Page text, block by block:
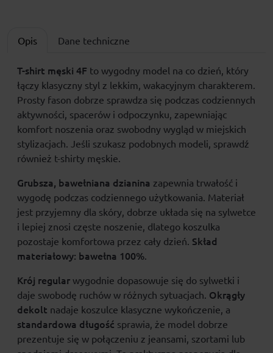
Opis Dane techniczne
T-shirt męski 4F to wygodny model na co dzień, który
łączy klasyczny styl z lekkim, wakacyjnym charakterem.
Prosty fason dobrze sprawdza się podczas codziennych
aktywności, spacerów i odpoczynku, zapewniając
komfort noszenia oraz swobodny wygląd w miejskich
stylizacjach. Jeśli szukasz podobnych modeli, sprawdź
również t-shirty męskie.
Grubsza, bawełniana dzianina zapewnia trwałość i
wygodę podczas codziennego użytkowania. Materiał
jest przyjemny dla skóry, dobrze układa się na sylwetce
i lepiej znosi częste noszenie, dlatego koszulka
pozostaje komfortowa przez cały dzień. Skład
materiałowy: bawełna 100%.
Krój regular wygodnie dopasowuje się do sylwetki i
daje swobodę ruchów w różnych sytuacjach. Okrągły
dekolt nadaje koszulce klasyczne wykończenie, a
standardowa długość sprawia, że model dobrze
prezentuje się w połączeniu z jeansami, szortami lub